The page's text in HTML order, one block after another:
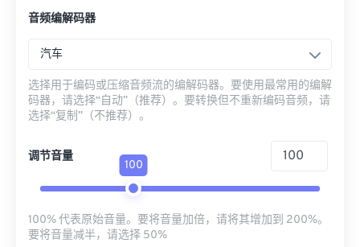
音频编解码器
汽车
选择用于编码或压缩音频流的编解码器。要使用最常用的编解
码器，请选择“自动”（推荐）。要转换但不重新编码音频，请
选择“复制”（不推荐）。
调节音量
100
100% 代表原始音量。要将音量加倍，请将其增加到 200%。
要将音量减半，请选择 50%